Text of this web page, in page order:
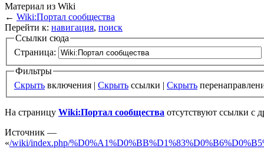
Материал из Wiki
← Wiki:Портал сообщества
Перейти к: навигация, поиск
Ссылки сюда
Страница:
Фильтры
Скрыть включения | Скрыть ссылки | Скрыть
На страницу Wiki:Портал сообщества отсутствуют ссылки с
Источник —
«/wiki/index.php/